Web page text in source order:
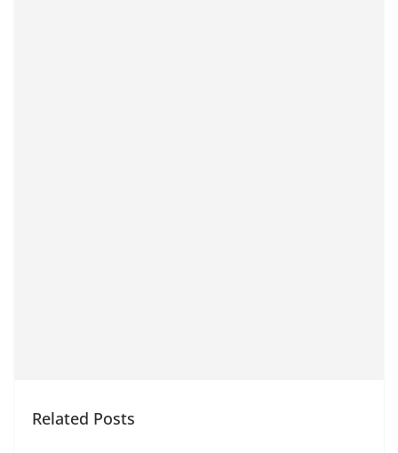
Related Posts